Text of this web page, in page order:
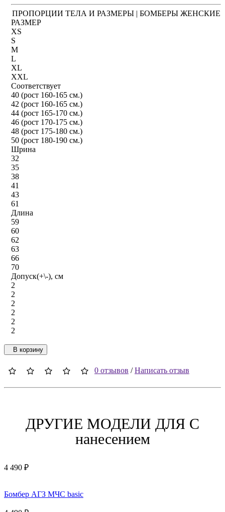
ПРОПОРЦИИ ТЕЛА И РАЗМЕРЫ | БОМБЕРЫ ЖЕНСКИЕ
РАЗМЕР
XS
S
M
L
XL
XXL
Соответствует
40 (рост 160-165 см.)
42 (рост 160-165 см.)
44 (рост 165-170 см.)
46 (рост 170-175 см.)
48 (рост 175-180 см.)
50 (рост 180-190 см.)
Шрина
32
35
38
41
43
61
Длина
59
60
62
63
66
70
Допуск(+\-), см
2
2
2
2
2
2
В корзину
0 отзывов /Написать отзыв
ДРУГИЕ МОДЕЛИ ДЛЯ C
нанесением
4 490 ₽
Бомбер АГЗ МЧС basic